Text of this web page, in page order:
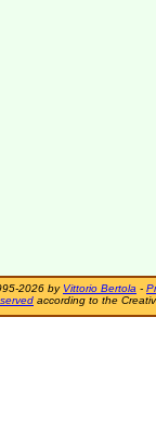
2026 by Vittorio Bertola -
according to the